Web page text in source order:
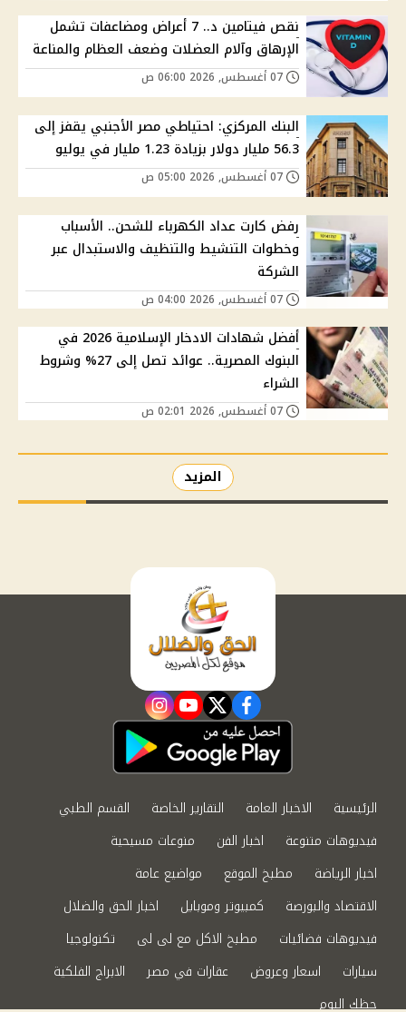
نقص فيتامين د.. 7 أعراض ومضاعفات تشمل
الإرهاق وآلام العضلات وضعف العظام والمناعة
البنك المركزي: احتياطي مصر الأجنبي يقفز إلى
56.3 مليار دولار بزيادة 1.23 مليار في يوليو
رفض كارت عداد الكهرباء للشحن.. الأسباب
وخطوات التنشيط والتنظيف والاستبدال عبر
الشركة
أفضل شهادات الادخار الإسلامية 2026 في
البنوك المصرية.. عوائد تصل إلى 27% وشروط
الشراء
المزيد
facebook
twitter
youtube
instagram
الرئيسية الاخبار العامة التقارير الخاصة
القسم الطبي
فيديوهات متنوعة
اخبار الفن
منوعات مسيحية
اخبار الرياضة
مطبخ الموقع
مواضيع عامة
الاقتصاد والبورصة
كمبيوتر وموبايل
اخبار الحق والضلال
فيديوهات فضائيات
مطبخ الاكل مع لى لى
تكنولوجيا
سيارات
اسعار وعروض عقارات في مصر
الابراج الفلكية
حظك اليوم